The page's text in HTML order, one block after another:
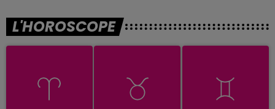
L'HOROSCOPE